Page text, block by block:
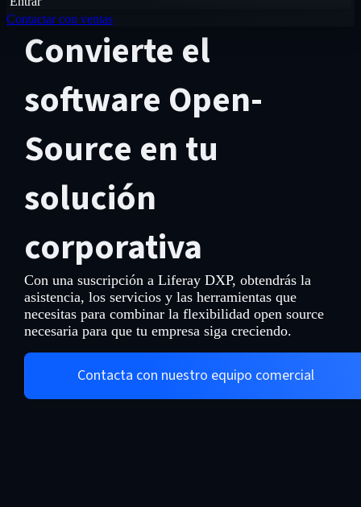
Contactar con ventas
Convierte el
software Open-
Source en tu
solución
corporativa
Con una suscripción a Liferay DXP, obtendrás la
asistencia, los servicios y las herramientas que
necesitas para combinar la flexibilidad open source
necesaria para que tu empresa siga creciendo.
Contacta con nuestro equipo comercial